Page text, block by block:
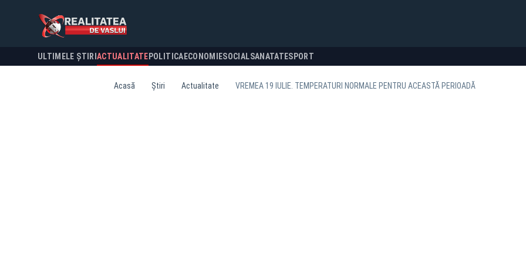
ULTIMELE ȘTIRI ACTUALITATE POLITICA ECONOMIESOCIALSANATATESPORT
Acasă Știri Actualitate VREMEA 19 IULIE. TEMPERATURI NORMALE PENTRU ACEASTĂ PERIOADĂ